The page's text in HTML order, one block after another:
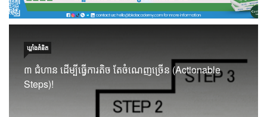
ឃ្លាំង​គំនិត
៣ ជំហាន ដើម្បីធ្វើការតិច តែចំណេញច្រើន (Actionable
Steps)!